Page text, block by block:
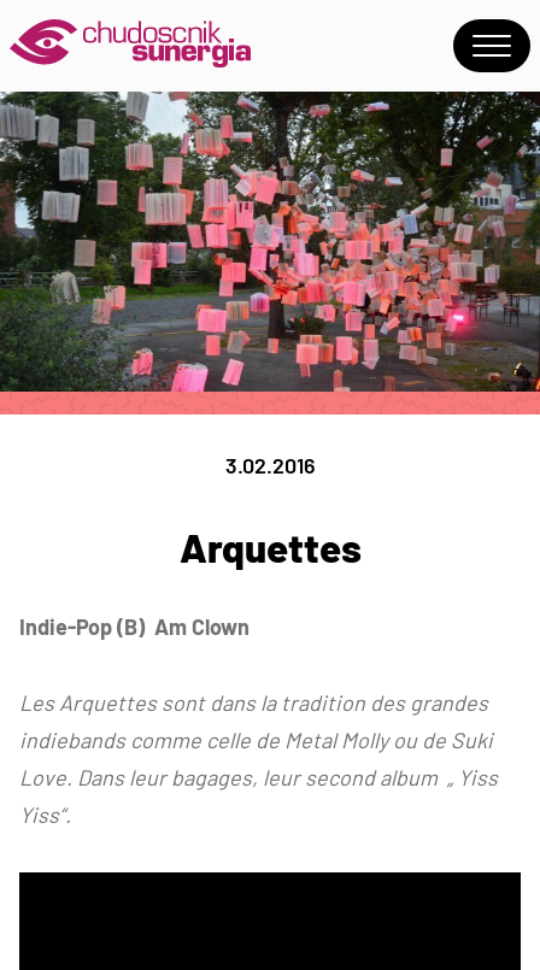
3.02.2016
Arquettes
Indie-Pop (B) Am Clown
Les Arquettes sont dans la tradition des grandes
indiebands comme celle de Metal Molly ou de Suki
Love. Dans leur bagages, leur second album „ Yiss
Yiss“.